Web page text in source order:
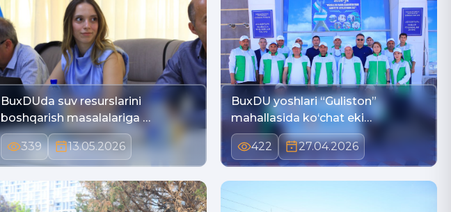
BuxDUda suv resurslarini
boshqarish masalalariga …
339 13.05.2026
BuxDU yoshlari “Guliston”
mahallasida ko‘chat eki…
422 27.04.2026